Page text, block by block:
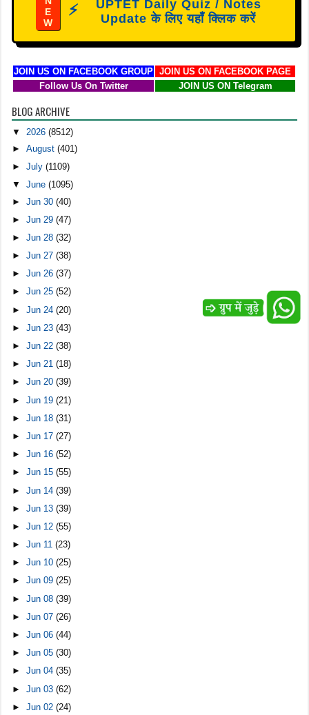
E
W
⚡
UPTET Daily Quiz / Notes
Update के लिए यहाँ क्लिक करें
JOIN US ON FACEBOOK GROUP
JOIN US ON FACEBOOK PAGE
Follow Us On Twitter
JOIN US ON Telegram
BLOG ARCHIVE
▼ 2026(8512)
►August(401)
►July(1109)
▼June(1095)
►Jun 30(40)
►Jun 29(47)
►Jun 28(32)
►Jun 27(38)
►Jun 26(37)
►Jun 25(52)
►Jun 24(20)
►Jun 23(43)
►Jun 22(38)
►Jun 21(18)
►Jun 20(39)
►Jun 19(21)
►Jun 18(31)
►Jun 17(27)
►Jun 16(52)
►Jun 15(55)
►Jun 14(39)
►Jun 13(39)
►Jun 12(55)
►Jun 11(23)
►Jun 10(25)
►Jun 09(25)
►Jun 08(39)
►Jun 07(26)
►Jun 06(44)
►Jun 05(30)
►Jun 04(35)
►Jun 03(62)
►Jun 02(24)